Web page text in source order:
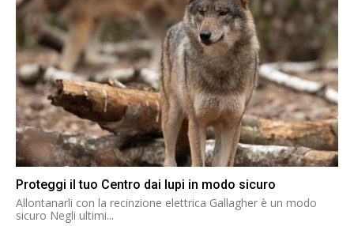
Proteggi il tuo Centro dai lupi in modo sicuro
Allontanarli con la recinzione elettrica Gallagher è un modo
sicuro Negli ultimi...